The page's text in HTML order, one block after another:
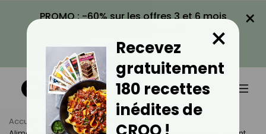
PROMO : -60% sur les offres 3 et 6 mois
VOIR LA PROMO
×
Accueil Actus
Alimentation
Recevez
gratuitement
180 recettes
inédites de
×